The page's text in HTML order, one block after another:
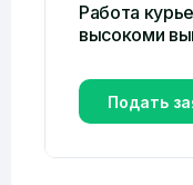
Работа
высокоми
Подать